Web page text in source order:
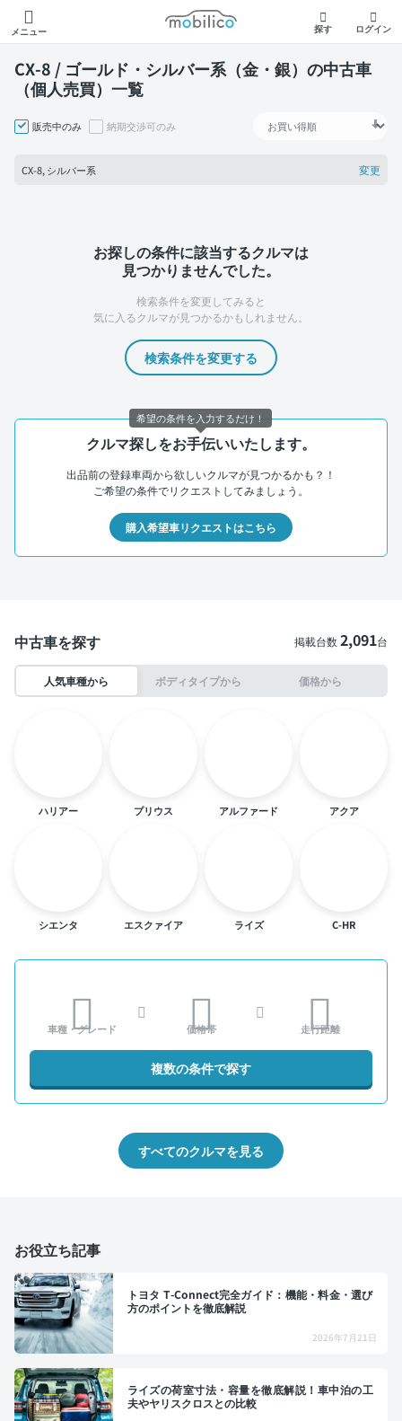
メニュー
モビリコ
探す ログイン
CX-8 / ゴールド・シルバー系（金・銀）の中古車
（個人売買）一覧
販売中のみ 納期交渉可のみ
CX-8, シルバー系 変更
お探しの条件に該当するクルマは
見つかりませんでした。
検索条件を変更してみると
気に入るクルマが見つかるかもしれません。
検索条件を変更する
クルマ探しをお手伝いいたします。
出品前の登録車両から欲しいクルマが見つかるかも？！
ご希望の条件でリクエストしてみましょう。
購入希望車リクエストはこちら
中古車を探す 掲載台数2,091台
人気車種から ボディタイプから 価格から
ハリアー プリウス アルファード アクア
シエンタ エスクァイア ライズ C-HR
車種・グレード 価格帯 走行距離
複数の条件で探す
すべてのクルマを見る
お役立ち記事
トヨタ T-Connect完全ガイド：機能・料金・選び
方のポイントを徹底解説
2026年7月21日
ライズの荷室寸法・容量を徹底解説！車中泊の工
夫やヤリスクロスとの比較
希望の条件を入力するだけ！